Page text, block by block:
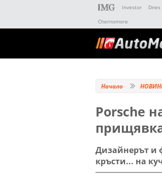
Investor Dnes
Chernomore
Начало
Porsche
Дизайнерът и
кръсти... на